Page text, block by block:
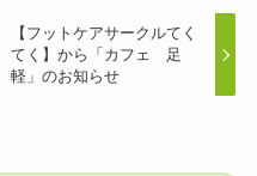
【フットケアサークルてく
てく】から「カフェ 足
軽」のお知らせ